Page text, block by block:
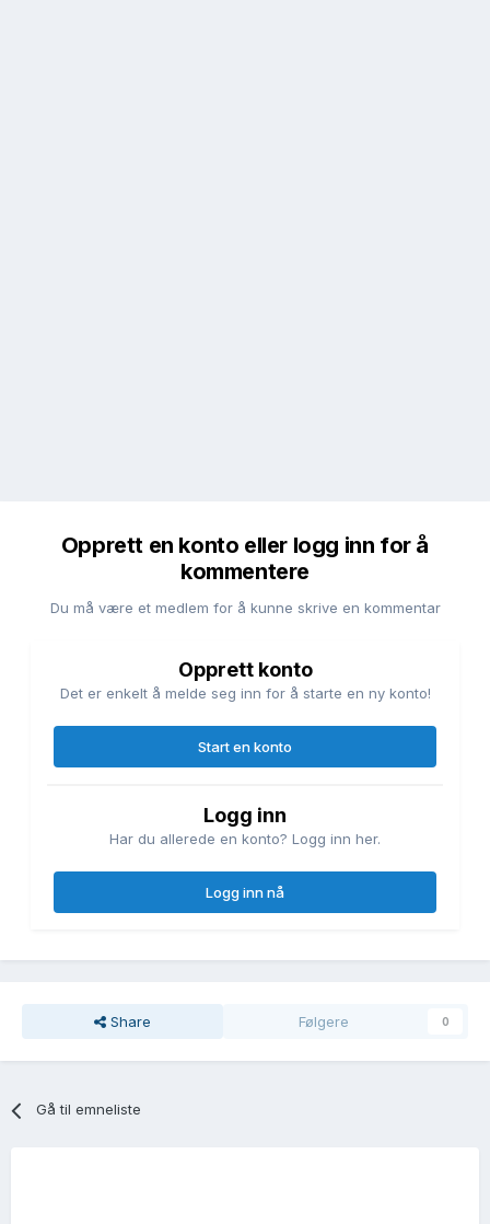
Opprett en konto eller logg inn for å
kommentere
Du må være et medlem for å kunne skrive en kommentar
Opprett konto
Det er enkelt å melde seg inn for å starte en ny konto!
Start en konto
Logg inn
Har du allerede en konto? Logg inn her.
Logg inn nå
Share Følgere 0
Gå til emneliste